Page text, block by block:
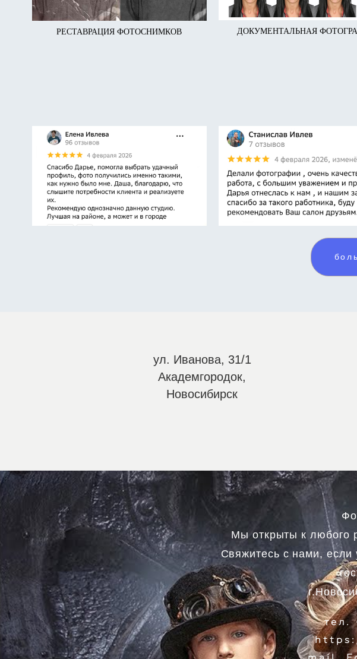
РЕСТАВРАЦИЯ ФОТОСНИМКОВ ДОКУМЕНТАЛЬНАЯ
ул. Иванова, 31/1
Академгородок,
Новосибирск
Мы открыты к любого
Свяжитесь с нами, если
тел.